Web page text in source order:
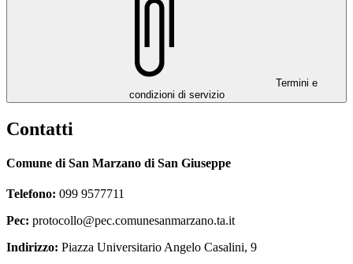
Termini e
condizioni di servizio
Contatti
Comune di San Marzano di San Giuseppe
Telefono: 099 9577711
Pec: protocollo@pec.comunesanmarzano.ta.it
Indirizzo: Piazza Universitario Angelo Casalini, 9